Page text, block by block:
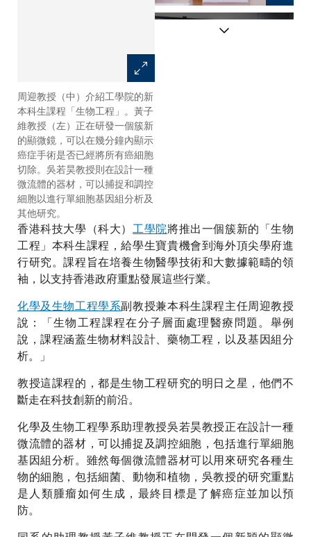
周迎教授（中）介紹工學院的新
本科生課程「生物工程」。黃子
維教授（左）正在研發一個簇新
的顯微鏡，可以在幾分鐘內顯示
癌症手術是否已經將所有癌細胞
切除。吳若昊教授則在設計一種
微流體的器材，可以捕捉和調控
細胞以進行單細胞基因組分析及
其他研究。
香港科技大學（科大） 工學院將推出一個簇新的「生物
工程」本科生課程，給學生寶貴機會到海外頂尖學府進
行研究。課程旨在培養生物醫學技術和大數據範疇的領
袖，以支持香港政府重點發展這些行業。
化學及生物工程學系副教授兼本科生課程主任周迎教授
說：「生物工程課程在分子層面處理醫療問題。舉例
說，課程涵蓋生物材料設計、藥物工程，以及基因組分
析。」
教授這課程的，都是生物工程研究的明日之星，他們不
斷走在科技創新的前沿。
化學及生物工程學系助理教授吳若昊教授正在設計一種
微流體的器材，可以捕捉及調控細胞，包括進行單細胞
基因組分析。雖然每個微流體器材可以用來研究各種生
物的細胞，包括細菌、動物和植物，吳教授的研究重點
是人類腫瘤如何生成，最終目標是了解癌症並加以預
防。